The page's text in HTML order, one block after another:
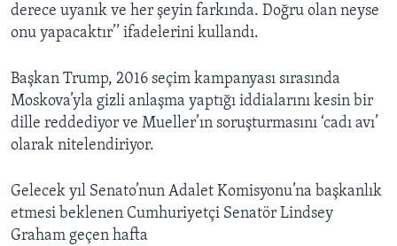
derece uyanık ve her şeyin farkında. Doğru olan neyse
onu yapacaktır’’ ifadelerini kullandı.
Başkan Trump, 2016 seçim kampanyası sırasında
Moskova’yla gizli anlaşma yaptığı iddialarını kesin bir
dille reddediyor ve Mueller’ın soruşturmasını ‘cadı avı’
olarak nitelendiriyor.
Gelecek yıl Senato’nun Adalet Komisyonu’na başkanlık
etmesi beklenen Cumhuriyetçi Senatör Lindsey
Graham geçen hafta